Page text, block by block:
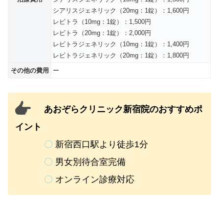
シアリスジェネリック（20mg：1錠）：1,600円
レビトラ（10mg：1錠）：1,500円
レビトラ（20mg：1錠）：2,000円
レビトラジェネリック（10mg：1錠）：1,400円
レビトラジェネリック（20mg：1錠）：1,800円
その他の費用 ー
あおぞらクリニック新宿院のおすすめポ
イント
〇 新宿西口駅より徒歩1分
〇 男女別待合室完備
〇 オンライン診療対応